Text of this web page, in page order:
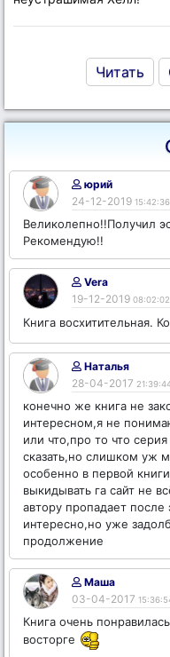
Читать
юрий
24-12-2019 15:42:36
Великолепно!!Получил
Рекомендую!!
Vera
19-12-2019 08:02:02
Книга восхитительная.
Наталья
28-04-2017
конечно же книга не
интересном,я не
или что,про то что
сказать,но слишком уж
особенно в первой
выкидывать га сайт не
автору пропадает
интересно,но уже
продолжение
Маша
03-04-2017
Книга очень
восторге